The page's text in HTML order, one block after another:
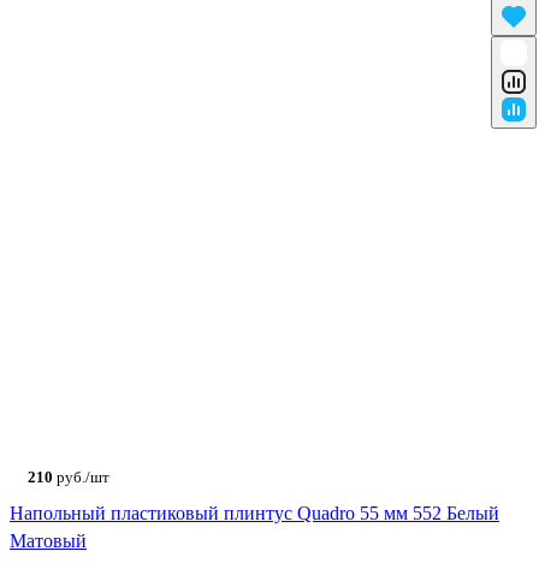
210 руб./шт
Напольный пластиковый плинтус Quadro 55 мм 552 Белый
Матовый